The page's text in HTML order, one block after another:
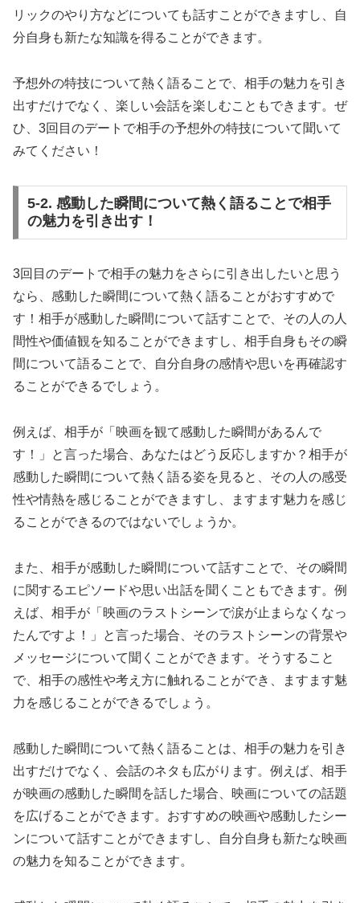
リックのやり方などについても話すことができますし、自
分自身も新たな知識を得ることができます。
予想外の特技について熱く語ることで、相手の魅力を引き
出すだけでなく、楽しい会話を楽しむこともできます。ぜ
ひ、3回目のデートで相手の予想外の特技について聞いて
みてください！
5-2. 感動した瞬間について熱く語ることで相手
の魅力を引き出す！
3回目のデートで相手の魅力をさらに引き出したいと思う
なら、感動した瞬間について熱く語ることがおすすめで
す！相手が感動した瞬間について話すことで、その人の人
間性や価値観を知ることができますし、相手自身もその瞬
間について語ることで、自分自身の感情や思いを再確認す
ることができるでしょう。
例えば、相手が「映画を観て感動した瞬間があるんで
す！」と言った場合、あなたはどう反応しますか？相手が
感動した瞬間について熱く語る姿を見ると、その人の感受
性や情熱を感じることができますし、ますます魅力を感じ
ることができるのではないでしょうか。
また、相手が感動した瞬間について話すことで、その瞬間
に関するエピソードや思い出話を聞くこともできます。例
えば、相手が「映画のラストシーンで涙が止まらなくなっ
たんですよ！」と言った場合、そのラストシーンの背景や
メッセージについて聞くことができます。そうすること
で、相手の感性や考え方に触れることができ、ますます魅
力を感じることができるでしょう。
感動した瞬間について熱く語ることは、相手の魅力を引き
出すだけでなく、会話のネタも広がります。例えば、相手
が映画の感動した瞬間を話した場合、映画についての話題
を広げることができます。おすすめの映画や感動したシー
ンについて話すことができますし、自分自身も新たな映画
の魅力を知ることができます。